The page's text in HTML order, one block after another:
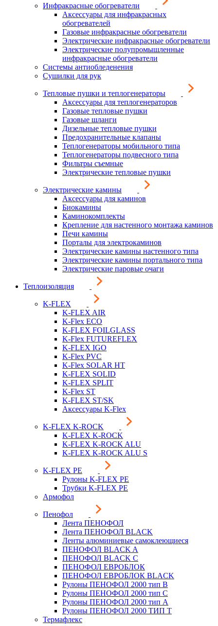
Инфракрасные обогреватели
Аксессуары для инфракрасных
обогревателей
Газовые инфракрасные обогреватели
Электрические инфракрасные обогреватели
Электрические полупромышленные
инфракрасные обогреватели
Системы антиобледенения
Сушилки для рук
Тепловые пушки и теплогенераторы
Аксессуары для теплогенераторов
Газовые тепловые пушки
Газовые шланги
Дизельные тепловые пушки
Предохранительные клапаны
Теплогенераторы мобильного типа
Теплогенераторы подвесного типа
Фильтры съемные
Электрические тепловые пушки
Электрические камины
Аксессуары для каминов
Биокамины
Каминокомплекты
Крепление для настенного монтажа каминов
Печи камины
Порталы для электрокаминов
Электрические камины настенного типа
Электрические камины портального типа
Электрические паровые очаги
Теплоизоляция
K-FLEX
K-FLEX AIR
K-Flex ECO
K-FLEX FOILGLASS
K-Flex FUTUREFLEX
K-FLEX IGO
K-Flex PVC
K-Flex SOLAR HT
K-FLEX SOLID
K-FLEX SPLIT
K-Flex ST
K-FLEX ST/SK
Аксессуары K-Flex
K-FLEX K-ROCK
K-FLEX K-ROCK
K-FLEX K-ROCK ALU
K-FLEX K-ROCK ALU S
K-FLEX PE
Рулоны K-FLEX PE
Трубки K-FLEX PE
Армофол
Пенофол
Лента ПЕНОФОЛ
Лента ПЕНОФОЛ BLACK
Ленты алюминиевые самоклеющиеся
ПЕНОФОЛ BLACK A
ПЕНОФОЛ BLACK С
ПЕНОФОЛ ЕВРОБЛОК
ПЕНОФОЛ ЕВРОБЛОК BLACK
Рулоны ПЕНОФОЛ 2000 тип B
Рулоны ПЕНОФОЛ 2000 тип C
Рулоны ПЕНОФОЛ 2000 тип А
Рулоны ПЕНОФОЛ 2000 ТИП Т
Термафлекс